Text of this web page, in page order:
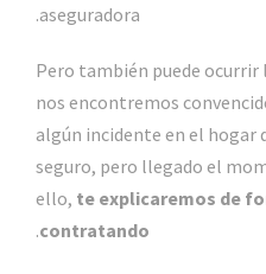
aseguradora.
Pero también puede ocurrir
nos encontremos
algún incidente en el hogar
seguro, pero llegado el
ello, te explicaremos de
contratando
.